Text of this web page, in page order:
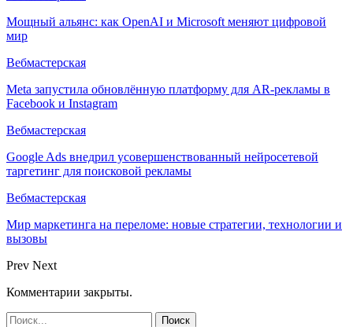
Мощный альянс: как OpenAI и Microsoft меняют цифровой
мир
Вебмастерская
Meta запустила обновлённую платформу для AR-рекламы в
Facebook и Instagram
Вебмастерская
Google Ads внедрил усовершенствованный нейросетевой
таргетинг для поисковой рекламы
Вебмастерская
Мир маркетинга на переломе: новые стратегии, технологии и
вызовы
Prev Next
Комментарии закрыты.